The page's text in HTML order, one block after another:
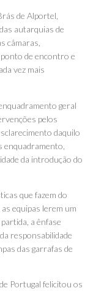
de Alportel,
autarquias de
câmaras,
de encontro e
vez mais
geral
pelos
daquilo
da introdução do
que fazem do
equipas lerem um
a ênfase
responsabilidade
das garrafas de
Portugal felicitou os